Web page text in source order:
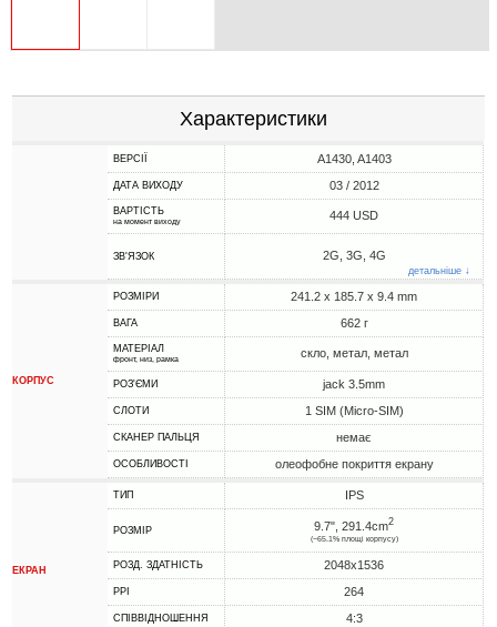
Характеристики
ВЕРСІЇ A1430, A1403
ДАТА ВИХОДУ 03 / 2012
ВАРТІСТЬ
на момент виходу 444 USD
ЗВ'ЯЗОК 2G, 3G, 4G
детальніше ↓
КОРПУС
РОЗМІРИ 241.2 x 185.7 x 9.4 mm
ВАГА 662 г
МАТЕРІАЛ
фронт, низ, рамка скло, метал, метал
РОЗ'ЄМИ jack 3.5mm
СЛОТИ 1 SIM (Micro-SIM)
СКАНЕР ПАЛЬЦЯ немає
ОСОБЛИВОСТІ олеофобне покриття екрану
ЕКРАН
ТИП IPS
РОЗМІР 9.7", 291.4cm2
(~65.1% площі корпусу)
РОЗД. ЗДАТНІСТЬ 2048x1536
PPI 264
СПІВВІДНОШЕННЯ 4:3